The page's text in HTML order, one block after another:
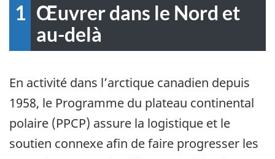
1 Œuvrer dans le Nord et
au-delà
En activité dans l’arctique canadien depuis
1958, le Programme du plateau continental
polaire (PPCP) assure la logistique et le
soutien connexe afin de faire progresser les